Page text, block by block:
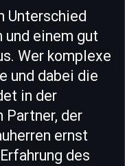
Unterschied
einem gut
Wer komplexe
und dabei die
in der
Partner, der
ernst
des